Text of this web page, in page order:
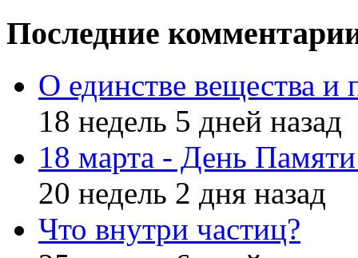
Последние
О единстве вещества и
18 недель 5 дней назад
18 марта - День
20 недель 2 дня назад
Что внутри частиц?